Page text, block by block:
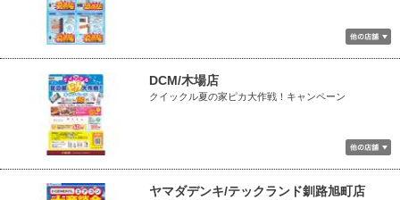
DCM/木場店
クイックル夏の家ピカ大作戦！キャンペーン
ヤマダデンキ/テックランド釧路旭町店